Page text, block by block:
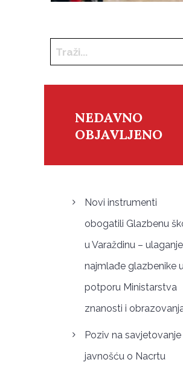
NEDAVNO
OBJAVLJENO
Novi instrumenti
obogatili Glazbenu
u Varaždinu –
najmlađe glazbenike
potporu Ministarstva
znanosti i
Poziv na savjetovanje
javnošću o Nacrtu